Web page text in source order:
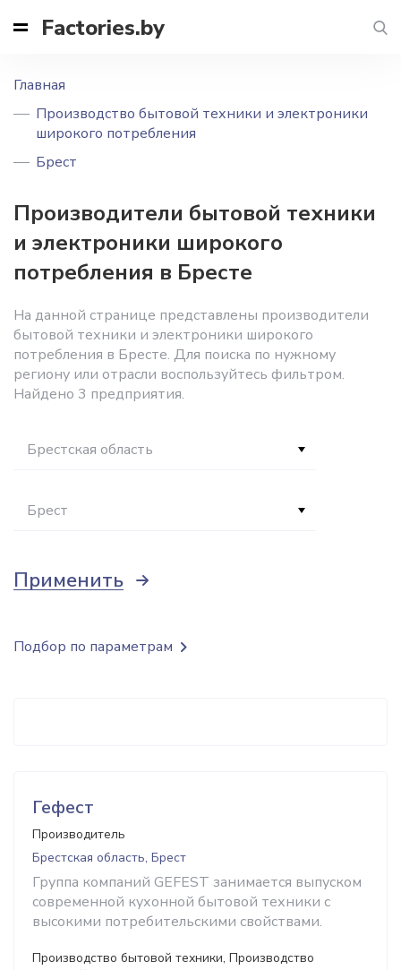
Factories.by
Главная
Производство бытовой техники и электроники
широкого потребления
Брест
Производители бытовой техники
и электроники широкого
потребления в Бресте
На данной странице представлены производители
бытовой техники и электроники широкого
потребления в Бресте. Для поиска по нужному
региону или отрасли воспользуйтесь фильтром.
Найдено 3 предприятия.
Брестская область
Брест
Применить
Гефест
Производитель
Брестская область, Брест
Группа компаний GEFEST занимается выпуском
современной кухонной бытовой техники с
высокими потребительскими свойствами.
Производство бытовой техники, Производство
Подбор по параметрам